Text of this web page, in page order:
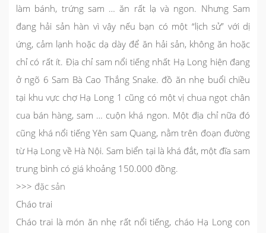
làm bánh, trứng sam … ăn rất lạ và ngon. Nhưng Sam
đang hải sản hàn vì vậy nếu bạn có một “lịch sử” với dị
ứng, cảm lạnh hoặc dạ dày để ăn hải sản, không ăn hoặc
chỉ có rất ít. Địa chỉ sam nổi tiếng nhất Hạ Long hiện đang
ở ngõ 6 Sam Bà Cao Thắng Snake. đồ ăn nhẹ buổi chiều
tại khu vực chợ Hạ Long 1 cũng có một vị chua ngọt chân
cua bán hàng, sam … cuộn khá ngon. Một địa chỉ nữa đó
cũng khá nổi tiếng Yên sam Quang, nằm trên đoạn đường
từ Hạ Long về Hà Nội. Sam biển tại là khá đắt, một đĩa sam
trung bình có giá khoảng 150.000 đồng.
>>> đặc sản
Cháo trai
Cháo trai là món ăn nhẹ rất nổi tiếng, cháo Hạ Long con